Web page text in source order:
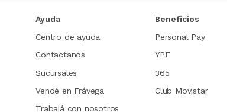
Ayuda
Centro de ayuda
Contactanos
Sucursales
Vendé en Frávega
Trabajá con nosotros
Beneficios
Personal Pay
YPF
365
Club Movistar